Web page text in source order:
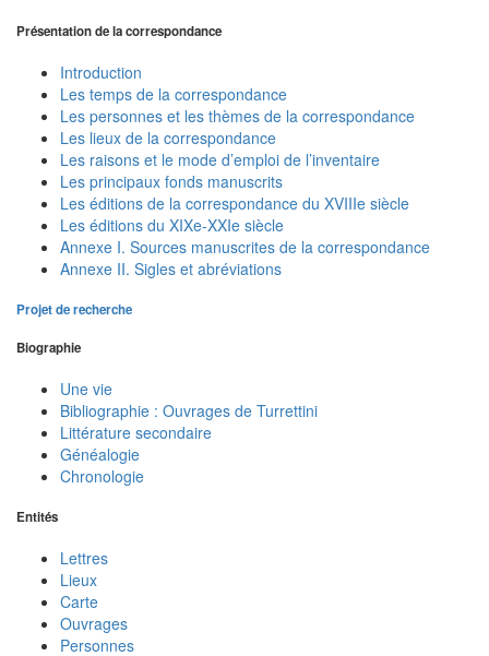
Présentation de la correspondance
Introduction
Les temps de la correspondance
Les personnes et les thèmes de la correspondance
Les lieux de la correspondance
Les raisons et le mode d’emploi de l’inventaire
Les principaux fonds manuscrits
Les éditions de la correspondance du XVIIIe siècle
Les éditions du XIXe-XXIe siècle
Annexe I. Sources manuscrites de la correspondance
Annexe II. Sigles et abréviations
Projet de recherche
Biographie
Une vie
Bibliographie : Ouvrages de Turrettini
Littérature secondaire
Généalogie
Chronologie
Entités
Lettres
Lieux
Carte
Ouvrages
Personnes